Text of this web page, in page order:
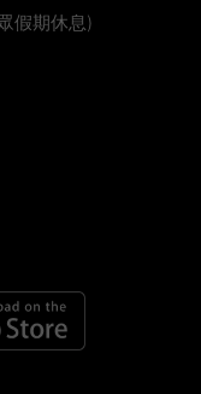
假期休息)